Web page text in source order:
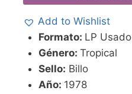
Add to Wishlist
Formato: LP Usado
Género: Tropical
Sello: Billo
Año: 1978